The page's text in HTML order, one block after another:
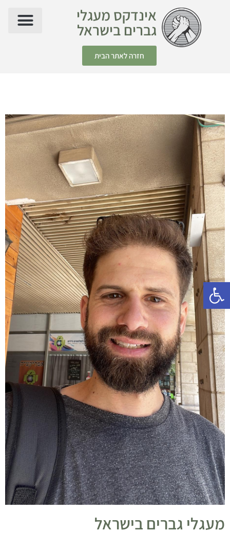
פתח סרגל נגישות
אינדקס מעגלי
גברים בישראל
חזרה לאתר הבית
מעגלי גברים בישראל